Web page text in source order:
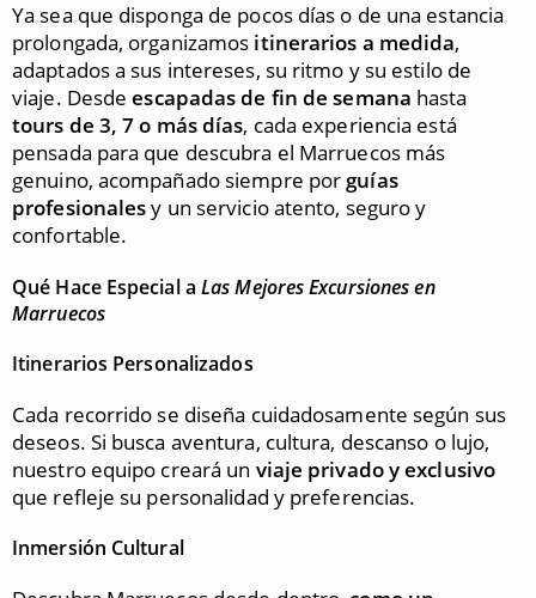
Ya sea que disponga de pocos días o de una estancia
prolongada, organizamos itinerarios a medida,
adaptados a sus intereses, su ritmo y su estilo de
viaje. Desdeescapadas de fin de semana hasta
tours de 3, 7 o más días, cada experiencia está
pensada para que descubra el Marruecos más
genuino, acompañado siempre por guías
profesionalesy un servicio atento, seguro y
confortable.
Qué Hace Especial a Las Mejores Excursiones en
Marruecos
Itinerarios Personalizados
Cada recorrido se diseña cuidadosamente según sus
deseos. Si busca aventura, cultura, descanso o lujo,
nuestro equipo creará un viaje privado y exclusivo
que refleje su personalidad y preferencias.
Inmersión Cultural